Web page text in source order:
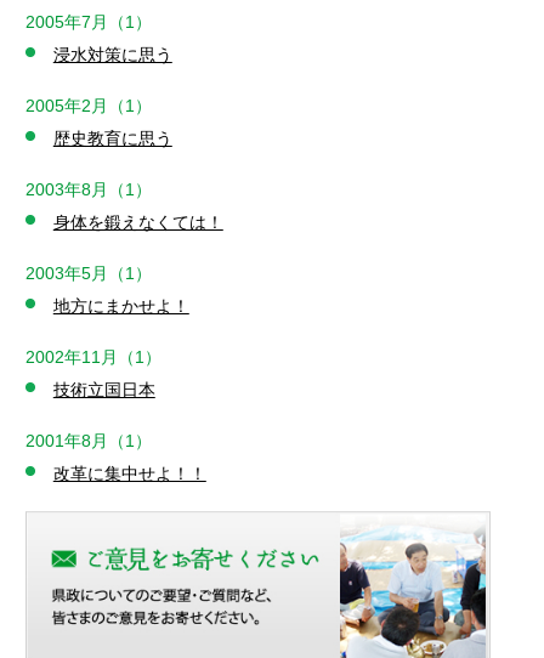
2005年7月（1）
浸水対策に思う
2005年2月（1）
歴史教育に思う
2003年8月（1）
身体を鍛えなくては！
2003年5月（1）
地方にまかせよ！
2002年11月（1）
技術立国日本
2001年8月（1）
改革に集中せよ！！